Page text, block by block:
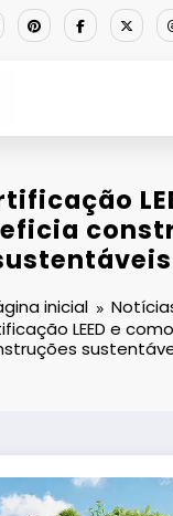
inicial
LEED e